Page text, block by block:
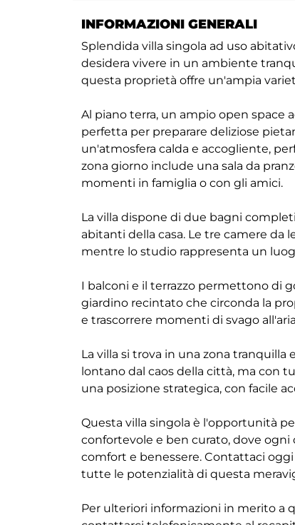
INFORMAZIONI GENERALI
Splendida villa singola ad uso
desidera vivere in un ambiente
questa proprietà offre un'ampia
Al piano terra, un ampio open space
perfetta per preparare deliziose
un'atmosfera calda e accogliente,
zona giorno include una sala da
momenti in famiglia o con gli amici.
La villa dispone di due bagni
abitanti della casa. Le tre camere
mentre lo studio rappresenta un
I balconi e il terrazzo permettono di
giardino recintato che circonda la
e trascorrere momenti di svago
La villa si trova in una zona tranquilla
lontano dal caos della città, ma con
una posizione strategica, con facile
Questa villa singola è l'opportunità
confortevole e ben curato, dove
comfort e benessere. Contattaci
tutte le potenzialità di questa
Per ulteriori informazioni in merito a